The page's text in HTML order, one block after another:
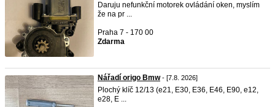
Daruju nefunkční motorek ovládání oken, myslím
že na pr ...
Praha 7 - 170 00
Zdarma
Nářadí origo Bmw- [7.8. 2026]
Plochý klíč 12/13 (e21, E30, E36, E46, E90, e12,
e28, E ...